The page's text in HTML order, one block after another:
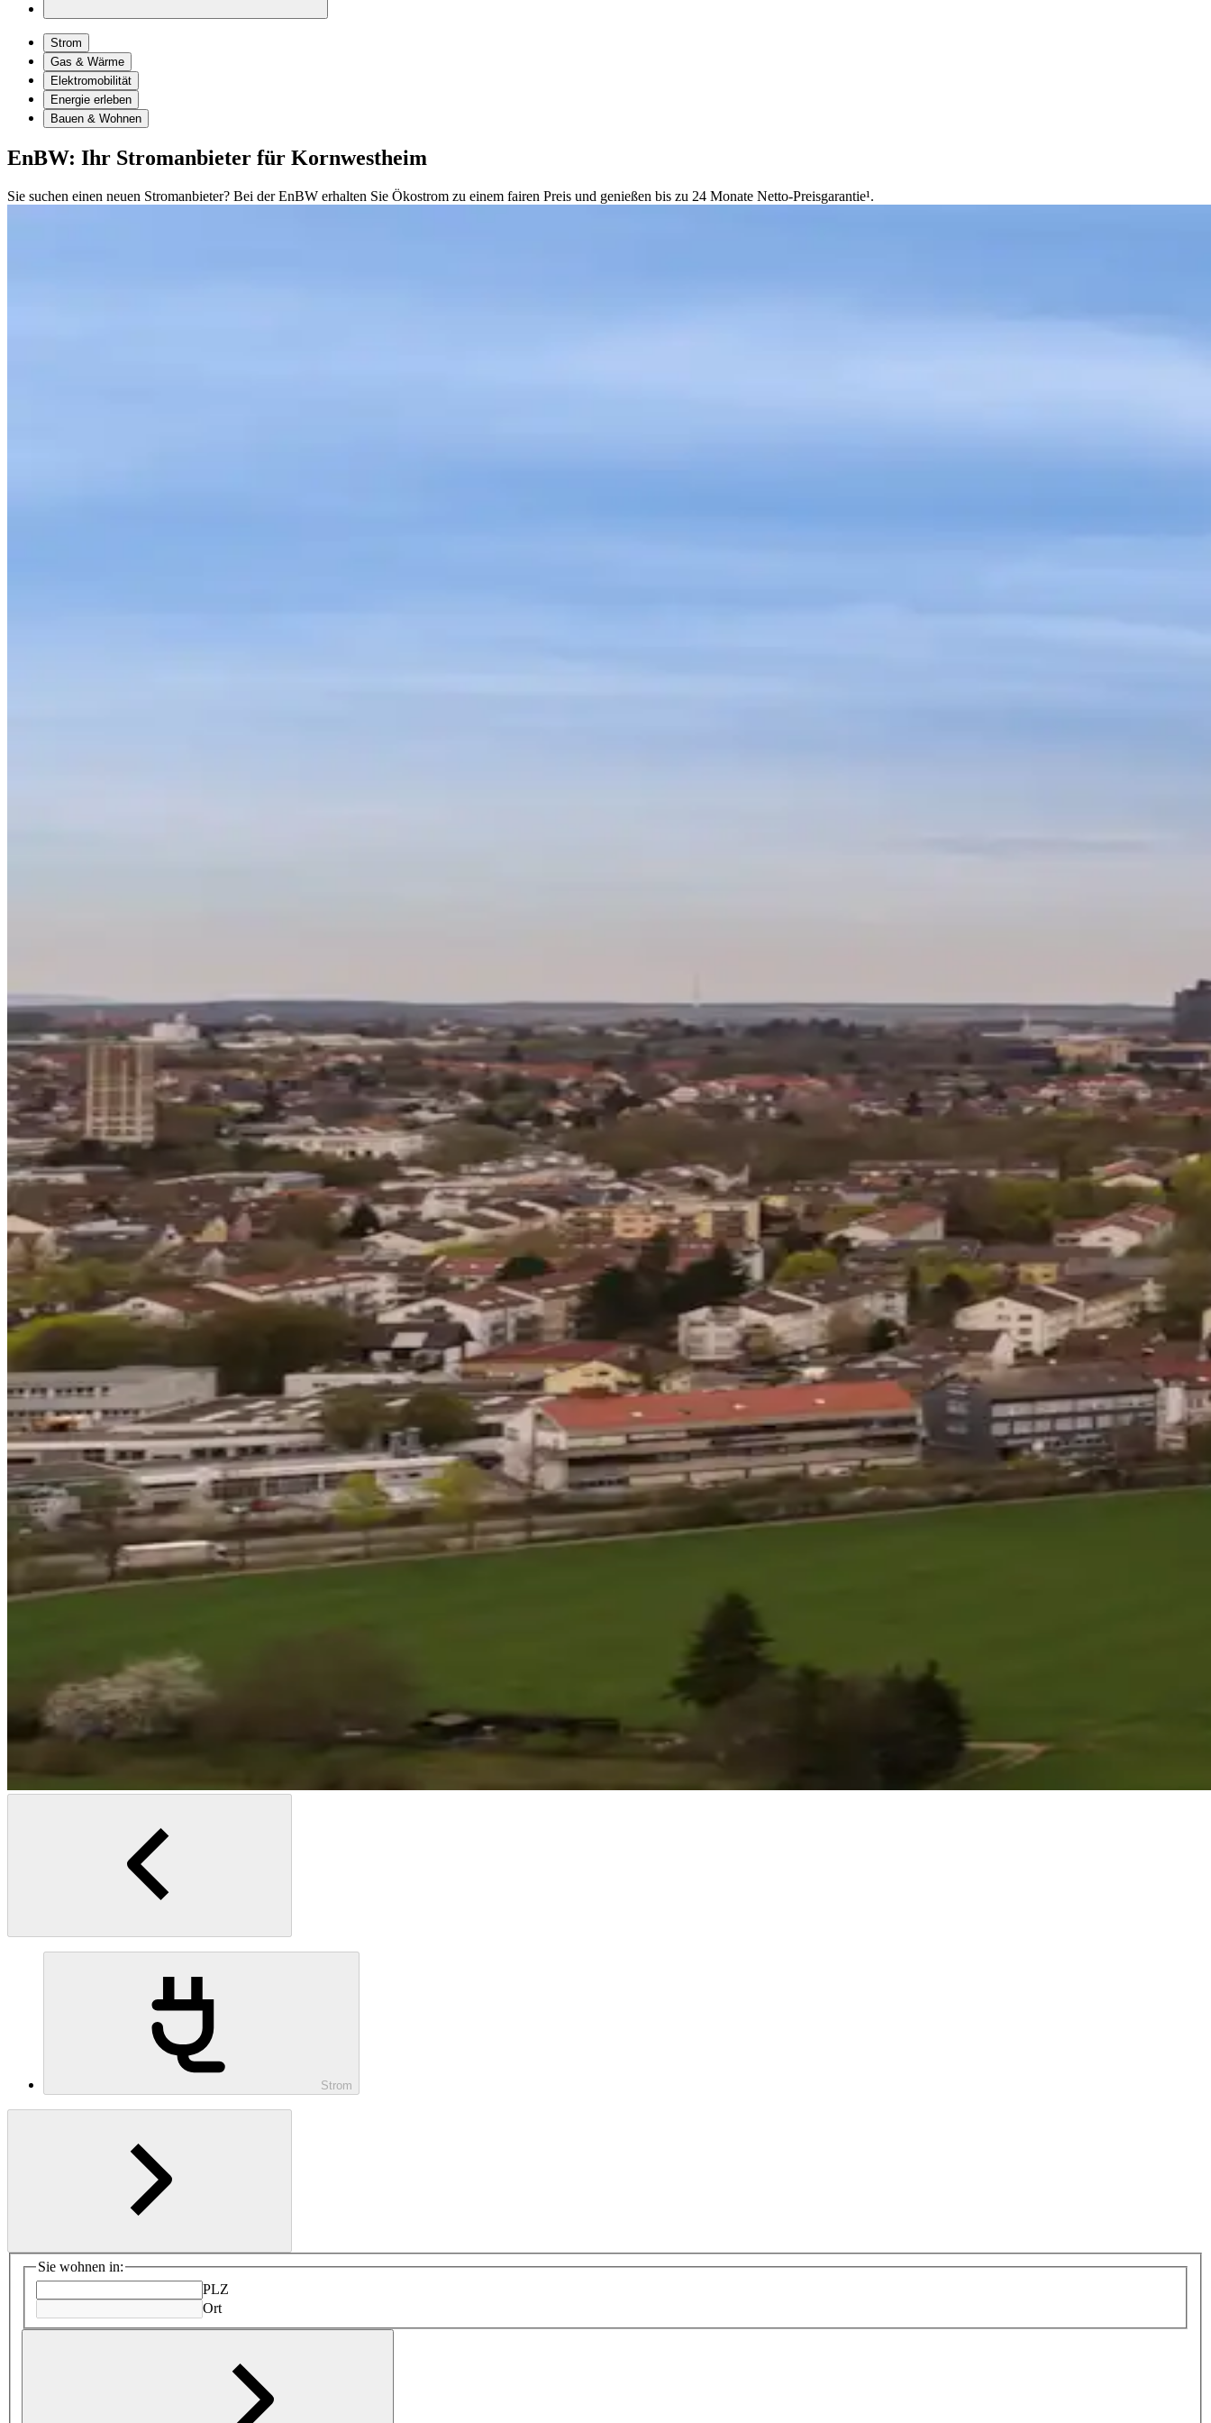
Strom
Gas & Wärme
Elektromobilität
Energie erleben
Bauen & Wohnen
EnBW: Ihr Strom­anbieter für Kornwestheim
Sie suchen einen neuen Stromanbieter? Bei der EnBW erhalten Sie Ökostrom zu einem fairen Preis und genießen bis zu 24 Monate Netto-Preisgarantie¹.
Strom
Sie wohnen in:
PLZ
Ort